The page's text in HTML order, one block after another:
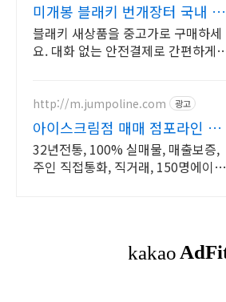
미개봉 블래키 번개장터 국내 최
대 브랜드 중고거래
블래키 새상품을 중고가로 구매하세
요. 대화 없는 안전결제로 간편하게!
업로드
http://m.jumpoline.com 광고
아이스크림점 매매 점포라인 빠
른 직거래 & 안전중개거래
32년전통, 100% 실매물, 매출보증,
주인 직접통화, 직거래, 150명에이전